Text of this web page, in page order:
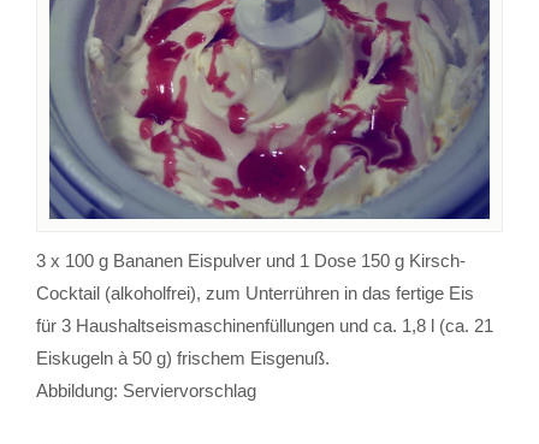
3 x 100 g Bananen Eispulver und 1 Dose 150 g Kirsch-
Cocktail (alkoholfrei), zum Unterrühren in das fertige Eis
für 3 Haushaltseismaschinenfüllungen und ca. 1,8 l (ca. 21
Eiskugeln à 50 g) frischem Eisgenuß.
Abbildung: Serviervorschlag